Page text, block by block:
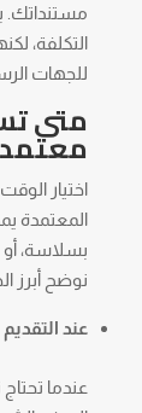
مستنداتك.
التكلفة،
للجهات
متى
معتمد
اختيار
المعتمدة
بسلاسة، أو
نوضح أبرز
عند
عندما